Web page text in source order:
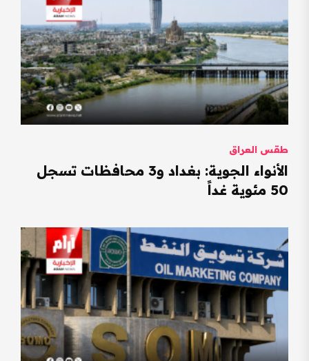
طقس العراق
الأنواء الجوية: بغداد و3 محافظات تسجل
50 مئوية غداً